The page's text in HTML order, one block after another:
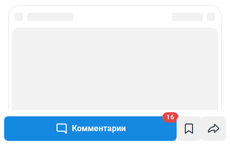
Комментарии
16